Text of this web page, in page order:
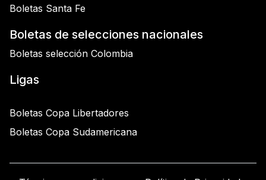
Boletas Santa Fe
Boletas de selecciones nacionales
Boletas selección Colombia
Ligas
Boletas Copa Libertadores
Boletas Copa Sudamericana